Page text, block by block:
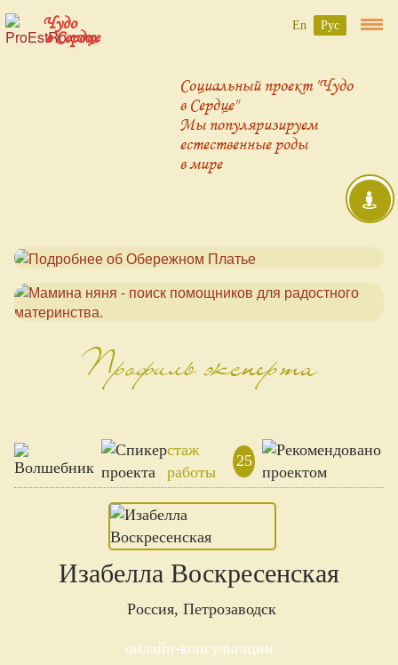
Чудо
в Сердце
Социальный проект "Чудо
в Сердце"
Мы популяризируем
естественные роды
в мире
Профиль эксперта
стаж
работы
25
Изабелла Воскресенская
Россия, Петрозаводск
онлайн-консультации
En Рус